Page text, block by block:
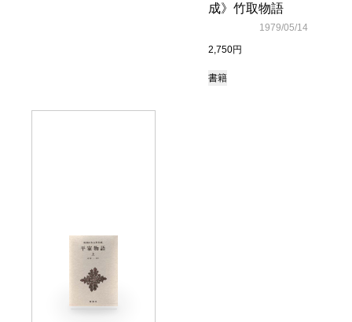
成》竹取物語
2,750円
1979/05/14
書籍